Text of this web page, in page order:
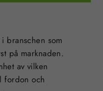
branschen som
på marknaden.
av vilken
fordon och